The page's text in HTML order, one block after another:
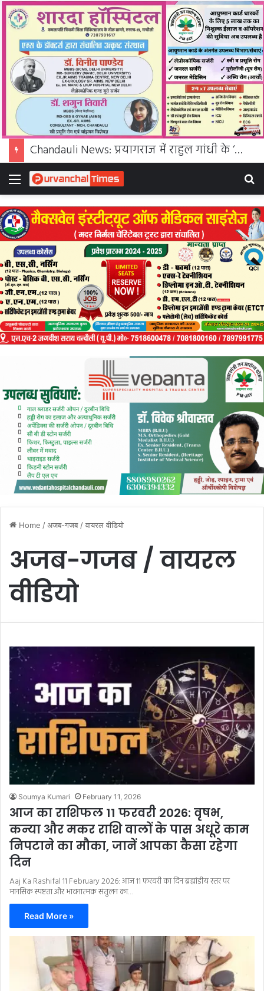
Chandauli News: प्रयागराज में राहुल गांधी के ‘छात्रों की गूंज’ कार्यक्रम के लिए चंदौली में पंजीकरण अभियान, पेपर लीक पर सरकार को घेरा
Menu
Home /अजब-गजब / वायरल वीडियो
अजब-गजब / वायरल
वीडियो
Soumya Kumari February 11, 2026
आज का राशिफल 11 फरवरी 2026: वृषभ,
कन्या और मकर राशि वालों के पास अधूरे काम
निपटाने का मौका, जानें आपका कैसा रहेगा
दिन
Aaj Ka Rashifal 11 February 2026: आज 11 फरवरी का दिन ब्रह्मांडीय स्तर पर
मानसिक स्पष्टता और भावनात्मक संतुलन का…
Read More »